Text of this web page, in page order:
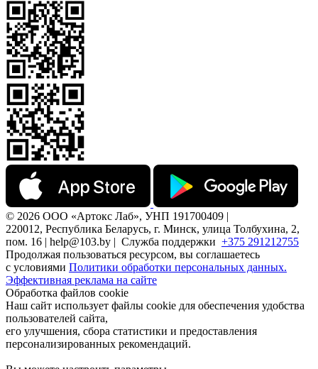
© 2026 ООО «Артокс Лаб», УНП 191700409 |
220012, Республика Беларусь, г. Минск, улица Толбухина, 2,
пом. 16 | help@103.by | Служба поддержки +375 291212755
Продолжая пользоваться ресурсом, вы соглашаетесь
с условиями Политики обработки персональных данных.
Эффективная реклама на сайте
Обработка файлов cookie
Наш сайт использует файлы cookie для обеспечения удобства
пользователей сайта,
его улучшения, сбора статистики и предоставления
персонализированных рекомендаций.